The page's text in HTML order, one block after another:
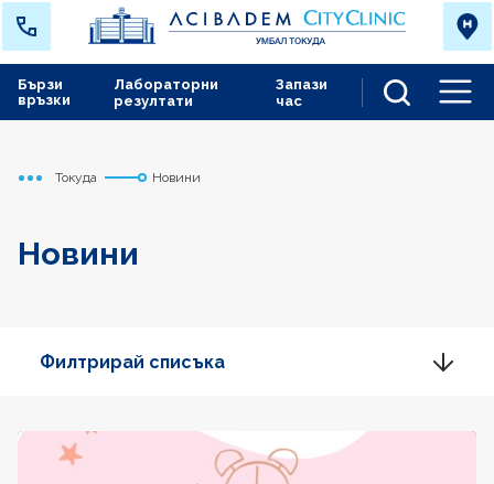
Лабораторни
резултати
Запази
час
Бързи
връзки
Начало
Токуда Новини
Новини
Филтрирай списъка